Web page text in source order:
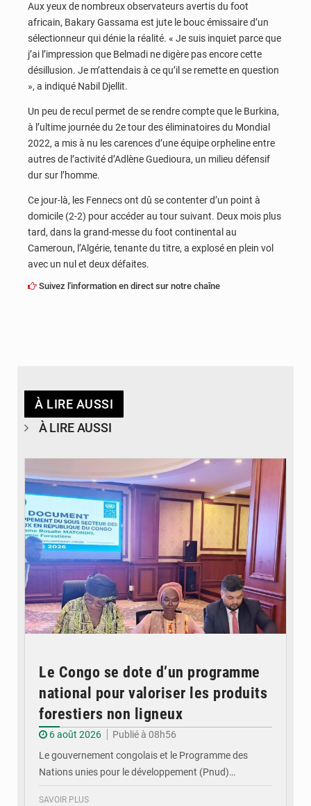
Aux yeux de nombreux observateurs avertis du foot
africain, Bakary Gassama est jute le bouc émissaire d’un
sélectionneur qui dénie la réalité. « Je suis inquiet parce que
j’ai l’impression que Belmadi ne digère pas encore cette
désillusion. Je m’attendais à ce qu’il se remette en question
», a indiqué Nabil Djellit.
Un peu de recul permet de se rendre compte que le Burkina,
à l’ultime journée du 2e tour des éliminatoires du Mondial
2022, a mis à nu les carences d’une équipe orpheline entre
autres de l’activité d’Adlène Guedioura, un milieu défensif
dur sur l’homme.
Ce jour-là, les Fennecs ont dû se contenter d’un point à
domicile (2-2) pour accéder au tour suivant. Deux mois plus
tard, dans la grand-messe du foot continental au
Cameroun, l’Algérie, tenante du titre, a explosé en plein vol
avec un nul et deux défaites.
Suivez l'information en direct sur notre chaîne
À LIRE AUSSI
À LIRE AUSSI
Le Congo se dote d’un programme
national pour valoriser les produits
forestiers non ligneux
6 août 2026
Publié à 08h56
Le gouvernement congolais et le Programme des
Nations unies pour le développement (Pnud)…
SAVOIR PLUS